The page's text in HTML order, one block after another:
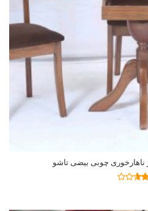
ناهارخوری چوبی بیضی تاشو
بیشتر